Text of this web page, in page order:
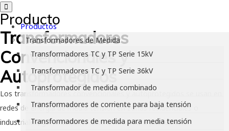
Productos
Transformadores de Medida
Transformadores TC y TP Serie 15kV
Transformadores TC y TP Serie 36kV
Transformador de medida combinado
Transformadores de corriente para baja tensión
Transformadores de medida para media tensión
Producto
Transformadores
Convencionales y
Autoprotegidos
Los transformadores convencionales y autoprotegidos se usan en
redes de energía de media tensión en zonas residenciales o
industriales, generalmente al aire libre sobre postes o en